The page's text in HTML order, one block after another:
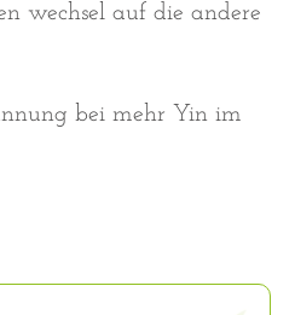
wechsel auf die andere
bei mehr Yin im